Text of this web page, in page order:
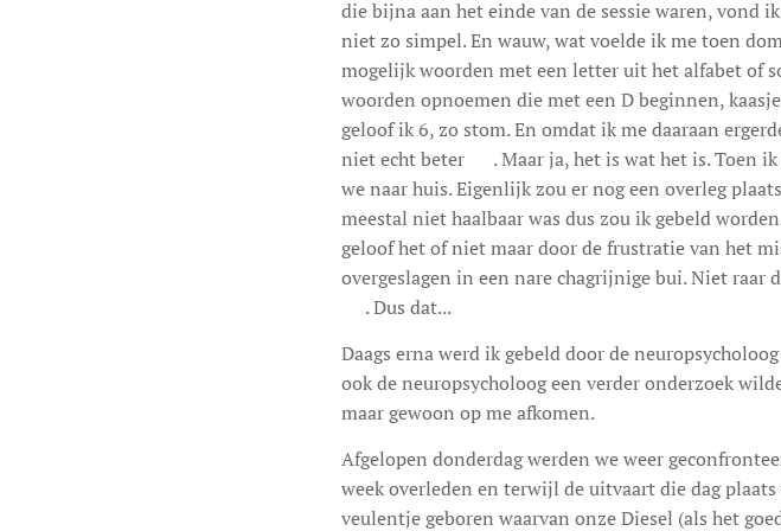
die bijna aan het einde van de sessie waren, vond
niet zo simpel. En wauw, wat voelde ik me toen
mogelijk woorden met een letter uit het alfabet of
woorden opnoemen die met een D beginnen,
geloof ik 6, zo stom. En omdat ik me daaraan
niet echt beter 🥴. Maar ja, het is wat het is. Toen
we naar huis. Eigenlijk zou er nog een overleg
meestal niet haalbaar was dus zou ik gebeld
geloof het of niet maar door de frustratie van het
overgeslagen in een nare chagrijnige bui. Niet
🤣. Dus dat...
Daags erna werd ik gebeld door de
ook de neuropsycholoog een verder onderzoek
maar gewoon op me afkomen.
Afgelopen donderdag werden we weer
week overleden en terwijl de uitvaart die dag
veulentje geboren waarvan onze Diesel (als het